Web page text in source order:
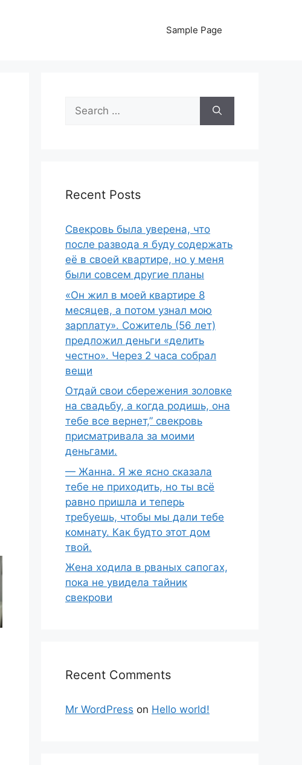
Sample Page
Search
for:
Recent Posts
Свекровь была уверена, что
после развода я буду содержать
её в своей квартире, но у меня
были совсем другие планы
«Он жил в моей квартире 8
месяцев, а потом узнал мою
зарплату». Сожитель (56 лет)
предложил деньги «делить
честно». Через 2 часа собрал
вещи
Отдай свои сбережения золовке
на свадьбу, а когда родишь, она
тебе все вернет,” свекровь
присматривала за моими
деньгами.
— Жанна. Я же ясно сказала
тебе не приходить, но ты всё
равно пришла и теперь
требуешь, чтобы мы дали тебе
комнату. Как будто этот дом
твой.
Жена ходила в рваных сапогах,
пока не увидела тайник
свекрови
Recent Comments
Mr WordPress on Hello world!